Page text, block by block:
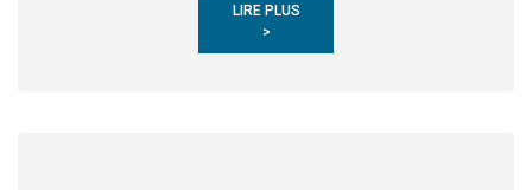
LIRE PLUS
>